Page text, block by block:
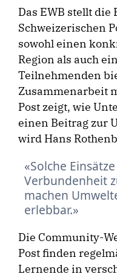
Das EWB stellt
Schweizerischen
sowohl einen
Region als auch
Teilnehmenden
Zusammenarbeit
Post zeigt, wie
einen Beitrag zur
wird Hans
Solche
Verbundenheit
machen
erlebbar.
Die Community-
Post finden
Lernende in